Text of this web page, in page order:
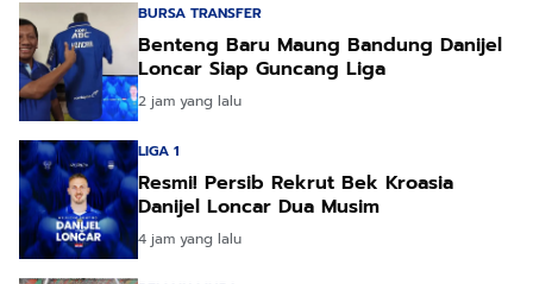
BURSA TRANSFER
Benteng Baru Maung Bandung Danijel
Loncar Siap Guncang Liga
2 jam yang lalu
LIGA 1
Resmi! Persib Rekrut Bek Kroasia
Danijel Loncar Dua Musim
4 jam yang lalu